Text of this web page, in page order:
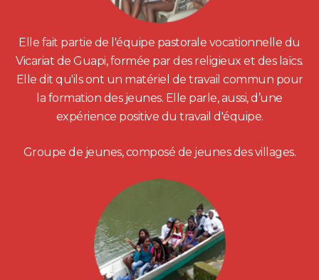
Elle fait partie de l'équipe pastorale vocationnelle du
Vicariat de Guapi, formée par des religieux et des laïcs.
Elle dit qu'ils ont un matériel de travail commun pour
la formation des jeunes. Elle parle, aussi, d’une
expérience positive du travail d'équipe.
Groupe de jeunes, composé de jeunes des villages.